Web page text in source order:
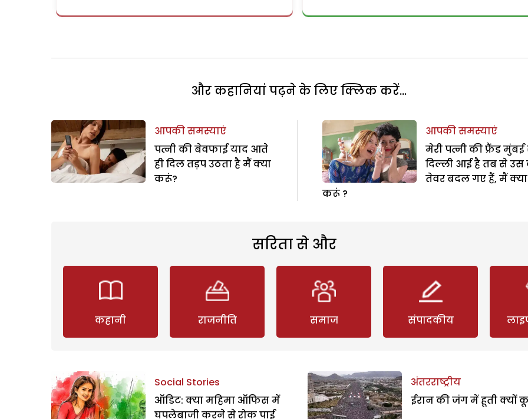
और कहानियां पढ़ने के लिए क्लिक करें...
आपकी समस्याएं
पत्नी की बेवफाई याद आते
ही दिल तड़प उठता है मैं क्या
करूं?
आपकी समस्याएं
मेरी पत्नी की फ्रैंड
दिल्ली आई है तब से
तेवर बदल गए हैं, मैं क्या
करूं ?
सरिता से और
कहानी राजनीति समाज संपादकीय
Social Stories
ऑडिट: क्या महिमा ऑफिस में
घपलेबाजी करने से रोक पाई
अंतरराष्ट्रीय
ईरान की जंग में हूती क्यों